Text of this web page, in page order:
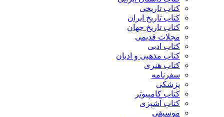
کتاب تاریخی
کتاب تاریخ ایران
کتاب تاریخ جهان
مجلات قدیمی
کتاب ادبی
کتاب مذهبی و ادیان
کتاب هنری
سفرنامه
پزشکی
کتاب کامپیوتر
کتاب آشپزی
موسیقی